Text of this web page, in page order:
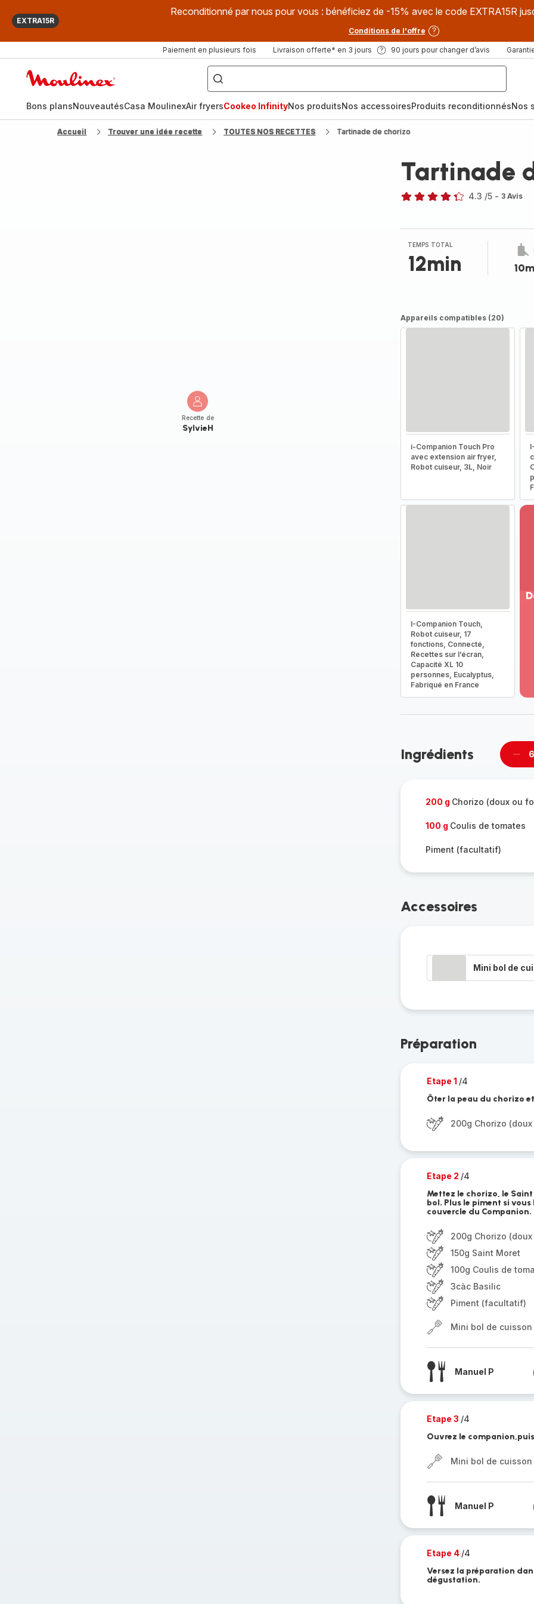
EXTRA15R
Reconditionné par nous pour vous : bénéficiez de -15% avec le code EXTRA15R
Conditions de l'offre
Paiement en plusieurs fois Livraison offerte* en 3 jours 90 jours pour changer d’avis
["Que
recherchez-
vous
?",
fryer",
"Companion"]
Bons plansNouveautésCasa MoulinexAir fryersCookeo InfinityNos produitsNos accessoiresProduits reconditionnésNos
Accueil Trouver une idée recette TOUTES NOS RECETTES Tartinade de chorizo
Recette de
SylvieH
Tartinade
4.3 /5 - 3 Avis
TEMPS TOTAL
12min
Appareils compatibles (20)
i-Companion Touch Pro
avec extension air fryer,
Robot cuiseur, 3L, Noir
I-Companion Touch,
Robot cuiseur, 17
fonctions, Connecté,
Recettes sur l’écran,
Capacité XL 10
personnes, Eucalyptus,
Fabriqué en France
Ingrédients
200 g Chorizo (doux ou
100 g Coulis de tomates
Piment (facultatif)
Accessoires
Mini bol de
Préparation
Etape 1 /4
Ôter la peau du chorizo
200g Chorizo
Etape 2 /4
Mettez le chorizo, le
bol. Plus le piment si
couvercle du Companion.
200g Chorizo
150g Saint Moret
100g Coulis de
3càc Basilic
Piment (facultatif)
Mini bol de cuisson
Manuel P
Etape 3 /4
Ouvrez le
Mini bol de cuisson
Manuel P
Etape 4 /4
Versez la préparation
dégustation.